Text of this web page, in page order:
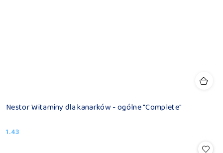
Nestor Witaminy dla kanarków - ogólne "Complete"
Cena:
1.43